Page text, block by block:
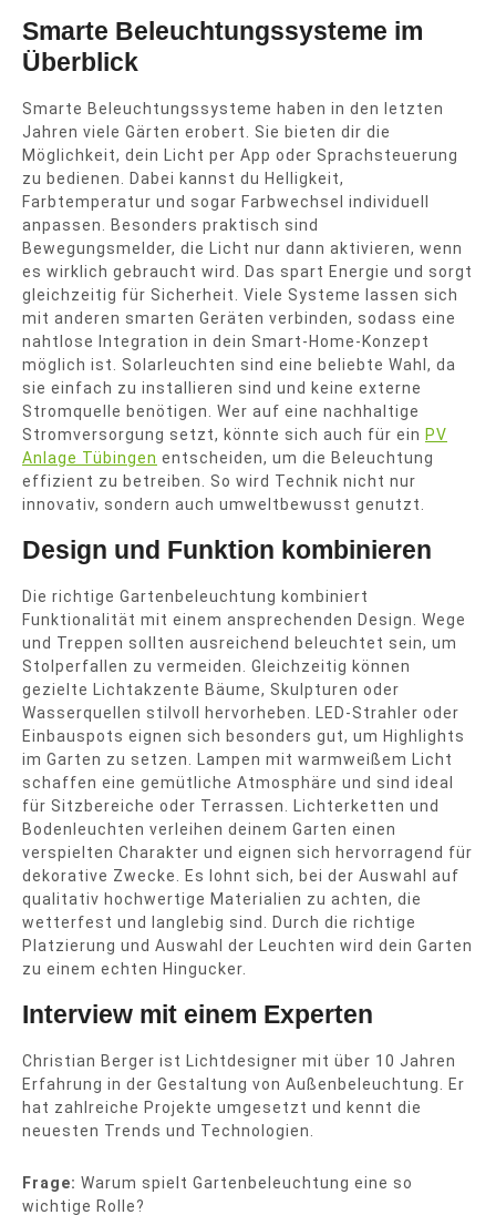
Smarte Beleuchtungssysteme im
Überblick
Smarte Beleuchtungssysteme haben in den letzten
Jahren viele Gärten erobert. Sie bieten dir die
Möglichkeit, dein Licht per App oder Sprachsteuerung
zu bedienen. Dabei kannst du Helligkeit,
Farbtemperatur und sogar Farbwechsel individuell
anpassen. Besonders praktisch sind
Bewegungsmelder, die Licht nur dann aktivieren, wenn
es wirklich gebraucht wird. Das spart Energie und sorgt
gleichzeitig für Sicherheit. Viele Systeme lassen sich
mit anderen smarten Geräten verbinden, sodass eine
nahtlose Integration in dein Smart-Home-Konzept
möglich ist. Solarleuchten sind eine beliebte Wahl, da
sie einfach zu installieren sind und keine externe
Stromquelle benötigen. Wer auf eine nachhaltige
Stromversorgung setzt, könnte sich auch für ein PV
Anlage Tübingen entscheiden, um die Beleuchtung
effizient zu betreiben. So wird Technik nicht nur
innovativ, sondern auch umweltbewusst genutzt.
Design und Funktion kombinieren
Die richtige Gartenbeleuchtung kombiniert
Funktionalität mit einem ansprechenden Design. Wege
und Treppen sollten ausreichend beleuchtet sein, um
Stolperfallen zu vermeiden. Gleichzeitig können
gezielte Lichtakzente Bäume, Skulpturen oder
Wasserquellen stilvoll hervorheben. LED-Strahler oder
Einbauspots eignen sich besonders gut, um Highlights
im Garten zu setzen. Lampen mit warmweißem Licht
schaffen eine gemütliche Atmosphäre und sind ideal
für Sitzbereiche oder Terrassen. Lichterketten und
Bodenleuchten verleihen deinem Garten einen
verspielten Charakter und eignen sich hervorragend für
dekorative Zwecke. Es lohnt sich, bei der Auswahl auf
qualitativ hochwertige Materialien zu achten, die
wetterfest und langlebig sind. Durch die richtige
Platzierung und Auswahl der Leuchten wird dein Garten
zu einem echten Hingucker.
Interview mit einem Experten
Christian Berger ist Lichtdesigner mit über 10 Jahren
Erfahrung in der Gestaltung von Außenbeleuchtung. Er
hat zahlreiche Projekte umgesetzt und kennt die
neuesten Trends und Technologien.
Frage: Warum spielt Gartenbeleuchtung eine so
wichtige Rolle?